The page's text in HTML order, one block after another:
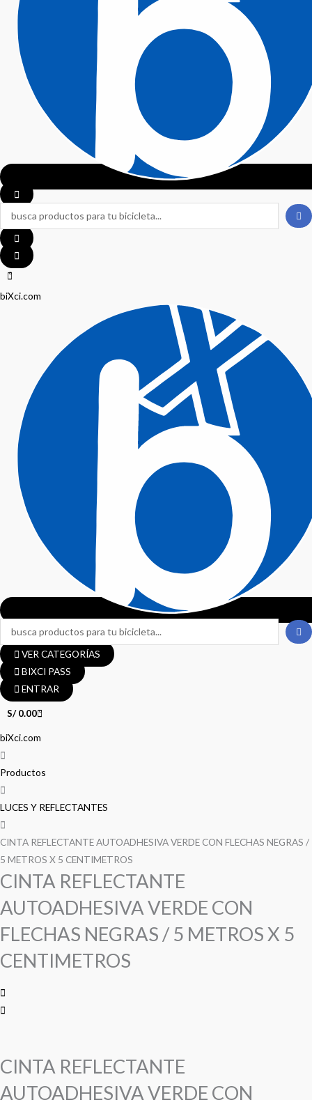
Search
...
0
biXci.com
Search
...
VER CATEGORÍAS
BIXCI PASS
ENTRAR
S/0.00 0
biXci.com
Productos
LUCES Y REFLECTANTES
CINTA REFLECTANTE AUTOADHESIVA VERDE CON FLECHAS NEGRAS /
5 METROS X 5 CENTIMETROS
CINTA REFLECTANTE
AUTOADHESIVA VERDE CON
FLECHAS NEGRAS / 5 METROS X 5
CENTIMETROS
CINTA REFLECTANTE
AUTOADHESIVA VERDE CON
S/ 15.00.S/ 12.00.
CINTA
REFLECTANTE
AUTOADHESIVA
VERDE
CON
FLECHAS
NEGRAS
/
5
X
5
cantidad
S/ 15.00.S/ 12.00.